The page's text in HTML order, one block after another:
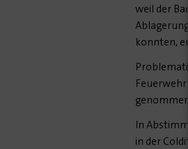
weil der
konnten,
genommen.
In
in der